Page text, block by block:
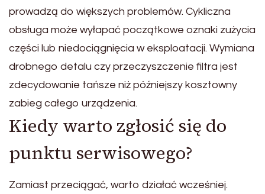
prowadzą do większych problemów. Cykliczna
obsługa może wyłapać początkowe oznaki zużycia
części lub niedociągnięcia w eksploatacji. Wymiana
drobnego detalu czy przeczyszczenie filtra jest
zdecydowanie tańsze niż późniejszy kosztowny
zabieg całego urządzenia.
Kiedy warto zgłosić się do
punktu serwisowego?
Zamiast przeciągać, warto działać wcześniej.